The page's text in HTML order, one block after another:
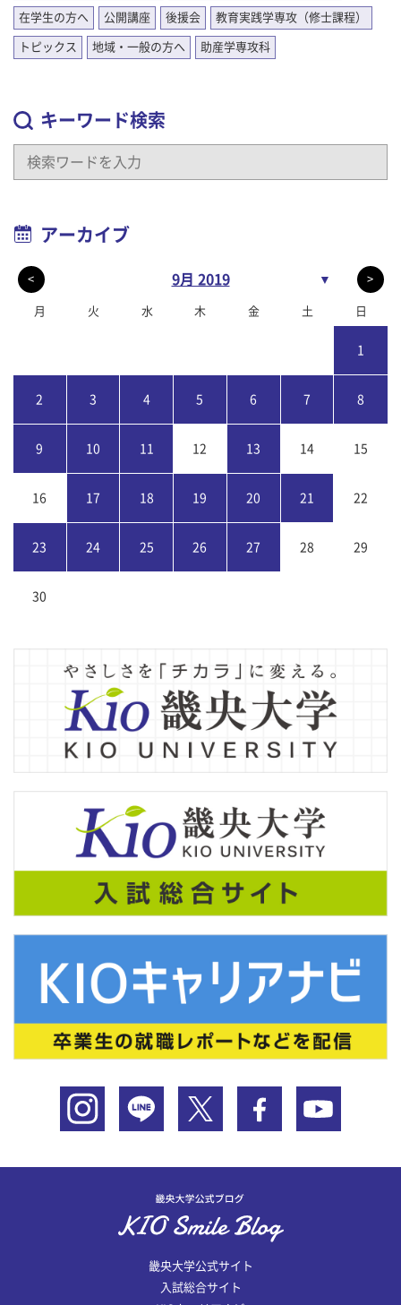
在学生の方へ 公開講座 後援会 教育実践学専攻（修士課程）
トピックス 地域・一般の方へ 助産学専攻科
キーワード検索
アーカイブ
< 9月 2019 ▼ >
月 火 水 木 金 土 日
1
2 3 4 5 6 7 8
9 10 11 12 13 14 15
16 17 18 19 20 21 22
23 24 25 26 27 28 29
30
畿央大学公式サイト
入試総合サイト